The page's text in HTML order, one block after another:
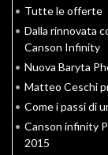
• Tutte le offerte
• Dalla rinnovata
Canson Infinity
• Nuova Baryta
• Matteo Ceschi
• Come i passi di
• Canson infinity
2015